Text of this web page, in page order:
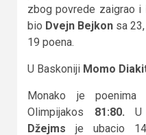
zbog povrede zaigrao i
bio Dvejn Bejkon sa
19 poena.
U Baskoniji Momo
Monako je poenima
Olimpijakos 81:80.
Džejms je ubacio